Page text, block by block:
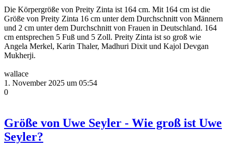
Die Körpergröße von Preity Zinta ist 164 cm. Mit 164 cm ist die
Größe von Preity Zinta 16 cm unter dem Durchschnitt von Männern
und 2 cm unter dem Durchschnitt von Frauen in Deutschland. 164
cm entsprechen 5 Fuß und 5 Zoll. Preity Zinta ist so groß wie
Angela Merkel, Karin Thaler, Madhuri Dixit und Kajol Devgan
Mukherji.
wallace
1. November 2025 um 05:54
0
Größe von Uwe Seyler - Wie groß ist Uwe
Seyler?